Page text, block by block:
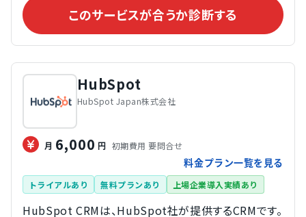
このサービスが合うか診断する
HubSpot
HubSpot Japan株式会社
月 6,000 円
初期費用 要問合せ
料金プラン一覧を見る
トライアルあり
無料プランあり 上場企業導入実績あり
HubSpot CRMは、HubSpot社が提供するCRMです。